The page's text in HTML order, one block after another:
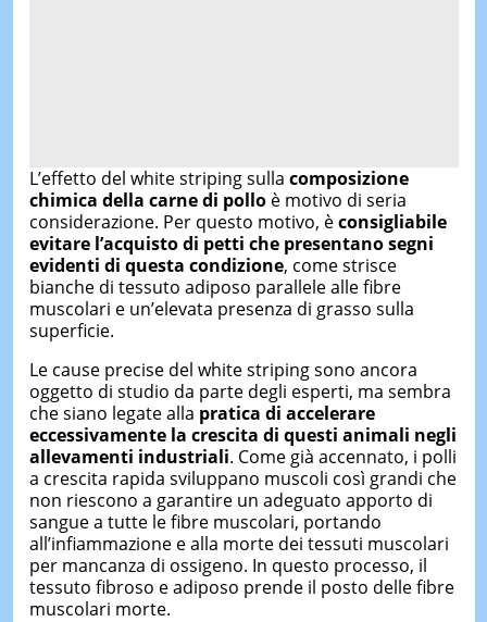
L’effetto del white striping sulla composizione
chimica della carne di polloè motivo di seria
considerazione. Per questo motivo, èconsigliabile
evitare l’acquisto di petti che presentano segni
evidenti di questa condizione, come strisce
bianche di tessuto adiposo parallele alle fibre
muscolari e un’elevata presenza di grasso sulla
superficie.
Le cause precise del white striping sono ancora
oggetto di studio da parte degli esperti, ma sembra
che siano legate alla pratica di accelerare
eccessivamente la crescita di questi animali negli
allevamenti industriali. Come già accennato, i polli
a crescita rapida sviluppano muscoli così grandi che
non riescono a garantire un adeguato apporto di
sangue a tutte le fibre muscolari, portando
all’infiammazione e alla morte dei tessuti muscolari
per mancanza di ossigeno. In questo processo, il
tessuto fibroso e adiposo prende il posto delle fibre
muscolari morte.